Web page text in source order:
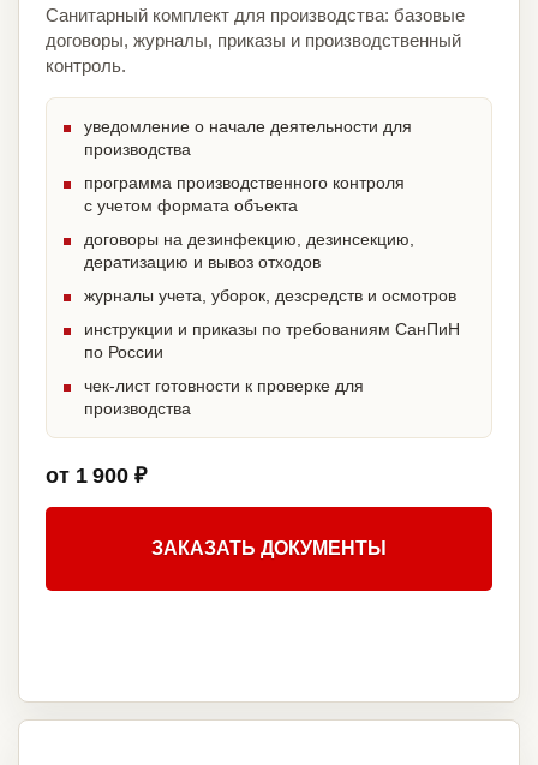
Санитарный комплект для производства: базовые
договоры, журналы, приказы и производственный
контроль.
уведомление о начале деятельности для
производства
программа производственного контроля
с учетом формата объекта
договоры на дезинфекцию, дезинсекцию,
дератизацию и вывоз отходов
журналы учета, уборок, дезсредств и осмотров
инструкции и приказы по требованиям СанПиН
по России
чек-лист готовности к проверке для
производства
от 1 900 ₽
ЗАКАЗАТЬ ДОКУМЕНТЫ